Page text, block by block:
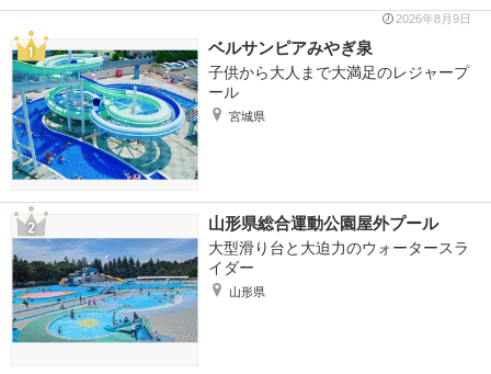
2026年8月9日
ベルサンピアみやぎ泉
子供から大人まで大満足のレジャープ
ール
宮城県
山形県総合運動公園屋外プール
大型滑り台と大迫力のウォータースラ
イダー
山形県